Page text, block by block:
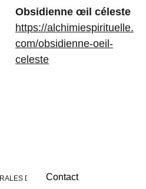
Obsidienne œil céleste
https://alchimiespirituelle.
com/obsidienne-oeil-
celeste
Contact
DE VENTES